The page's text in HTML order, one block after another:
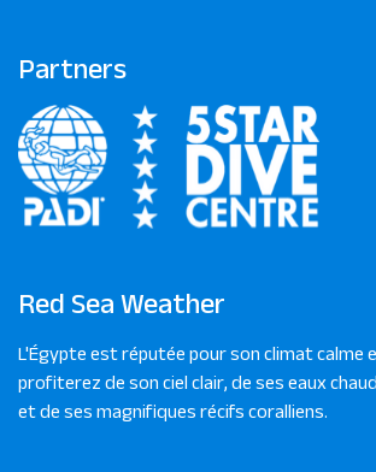
Partners
Red Sea Weather
L'Égypte est réputée pour son climat calme
profiterez de son ciel clair, de ses eaux
et de ses magnifiques récifs coralliens.